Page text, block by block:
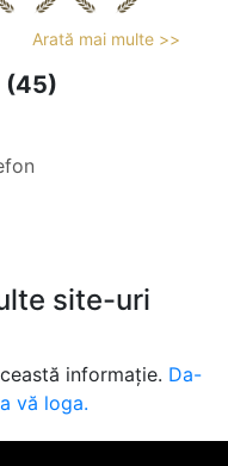
Arată mai multe >>
(45)
site-uri
informație. Da-
vă loga.